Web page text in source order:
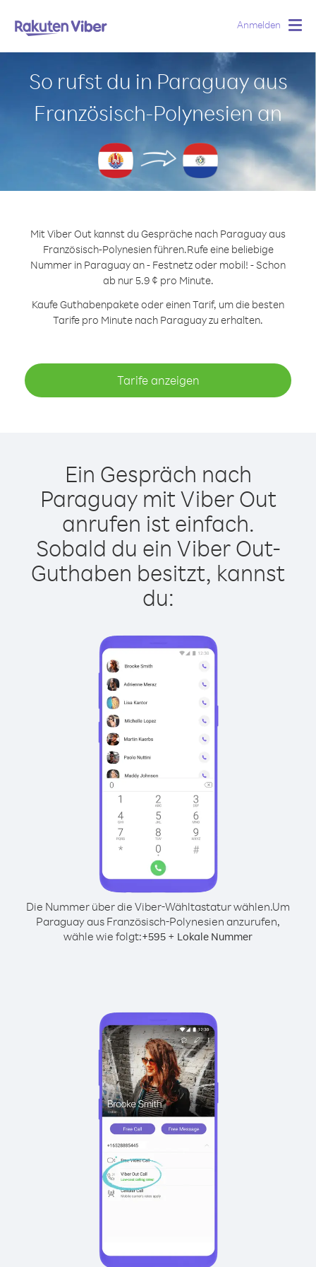
Anmelden
So rufst du in Paraguay aus
Französisch-Polynesien an
Mit Viber Out kannst du Gespräche nach Paraguay aus
Französisch-Polynesien führen.Rufe eine beliebige
Nummer in Paraguay an - Festnetz oder mobil! - Schon
ab nur 5.9 ¢ pro Minute.
Kaufe Guthabenpakete oder einen Tarif, um die besten
Tarife pro Minute nach Paraguay zu erhalten.
Tarife anzeigen
Ein Gespräch nach
Paraguay mit Viber Out
anrufen ist einfach.
Sobald du ein Viber Out-
Guthaben besitzt, kannst
du:
Die Nummer über die Viber-Wähltastatur wählen.Um
Paraguay aus Französisch-Polynesien anzurufen,
wähle wie folgt:+595 + Lokale Nummer